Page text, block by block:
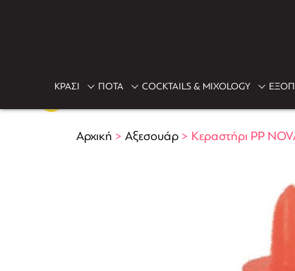
ΚΡΑΣΙ ΠΟΤΑ COCKTAILS & MIXOLOGY
Αρχική > Αξεσουάρ> Κεραστήρι PP